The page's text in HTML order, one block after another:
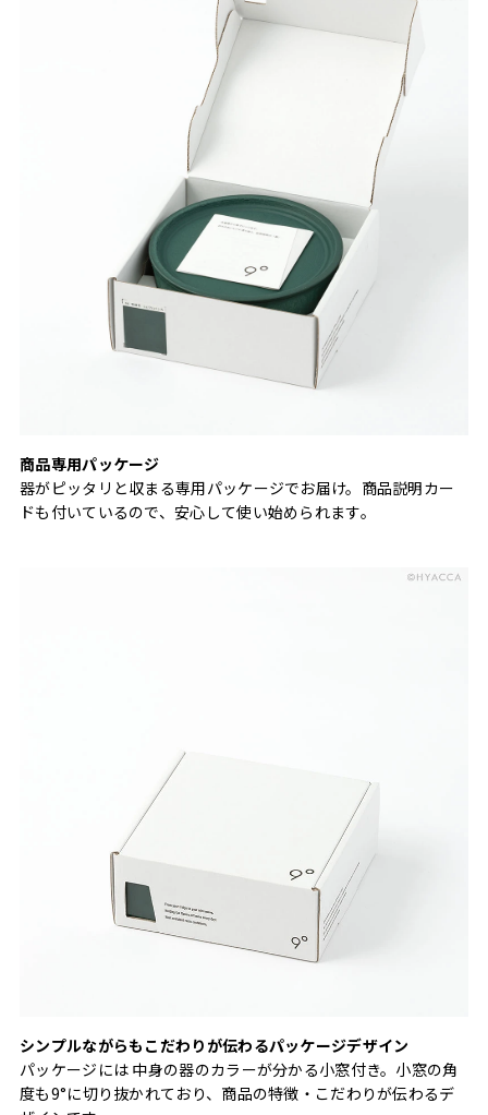
商品専用パッケージ
器がピッタリと収まる専用パッケージでお届け。商品説明カー
ドも付いているので、安心して使い始められます。
シンプルながらもこだわりが伝わるパッケージデザイン
パッケージには 中身の器のカラーが分かる小窓付き。小窓の角
度も9°に切り抜かれており、商品の特徴・こだわりが伝わるデ